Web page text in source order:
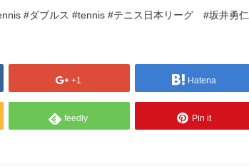
#ダブルス #tennis #テニス日本リーグ #坂井勇仁
+1 Hatena
feedly Pin it